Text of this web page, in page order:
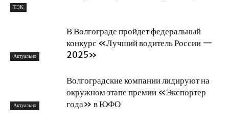
ТЭК
Актуально
В Волгограде пройдет федеральный
конкурс «Лучший водитель России —
2025»
Актуально
Волгоградские компании лидируют на
окружном этапе премии «Экспортер
года» в ЮФО